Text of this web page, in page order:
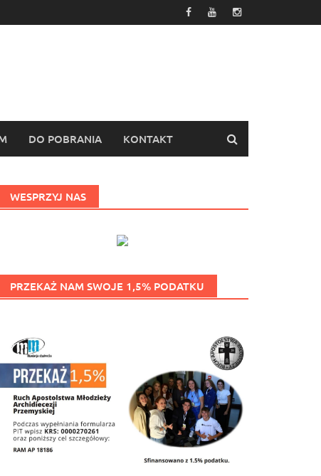
DO POBRANIA KONTAKT
WESPRZYJ NAS
PRZEKAŻ NAM SWOJE 1,5% PODATKU